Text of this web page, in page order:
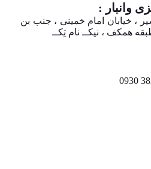
وانبار :
، خیابان امام خمینی ، جنب بن
همکف ، نیکــ نام تِکــ